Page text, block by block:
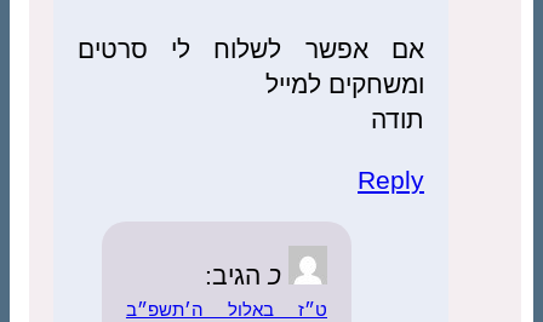
אם אפשר לשלוח לי סרטים
ומשחקים למייל
תודה
Reply
כ הגיב:
ט״ז באלול ה׳תשפ״ב